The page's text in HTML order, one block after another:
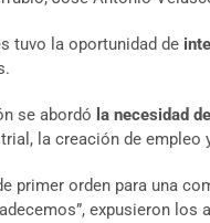
tuvo la oportunidad de
se abordó la necesidad
la creación de empleo
primer orden para una
expusieron los